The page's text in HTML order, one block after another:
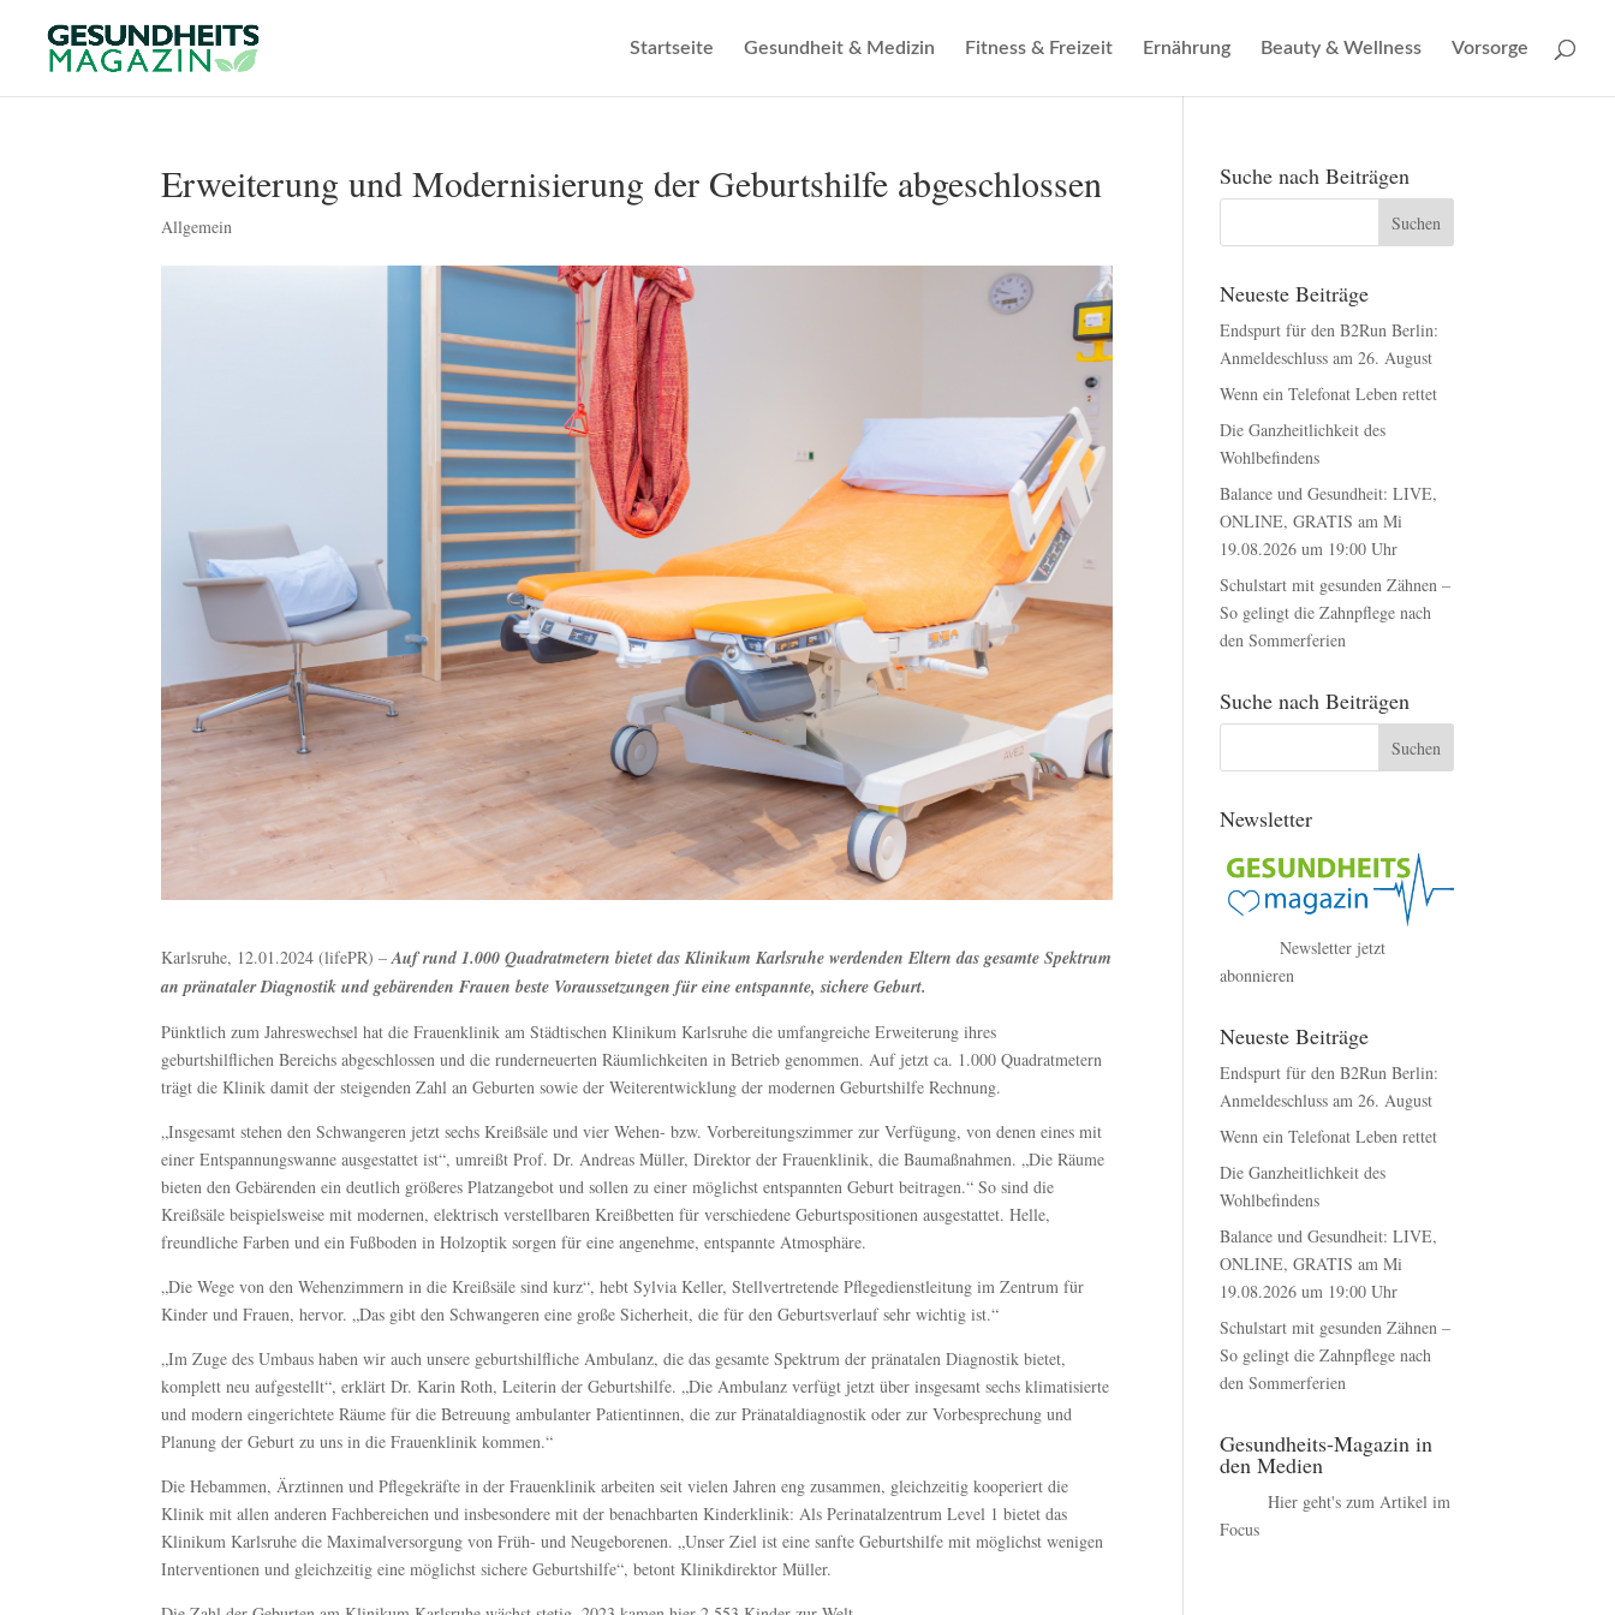
Startseite Gesundheit & Medizin Fitness & Freizeit Ernährung Beauty & Wellness Vorsorge
Erweiterung und Modernisierung der Geburtshilfe abgeschlossen
Allgemein
Karlsruhe, 12.01.2024 (lifePR) –Auf rund 1.000 Quadratmetern bietet das Klinikum Karlsruhe werdenden Eltern das gesamte Spektrum
an pränataler Diagnostik und gebärenden Frauen beste Voraussetzungen für eine entspannte, sichere Geburt.
Pünktlich zum Jahreswechsel hat die Frauenklinik am Städtischen Klinikum Karlsruhe die umfangreiche Erweiterung ihres
geburtshilflichen Bereichs abgeschlossen und die runderneuerten Räumlichkeiten in Betrieb genommen. Auf jetzt ca. 1.000 Quadratmetern
trägt die Klinik damit der steigenden Zahl an Geburten sowie der Weiterentwicklung der modernen Geburtshilfe Rechnung.
„Insgesamt stehen den Schwangeren jetzt sechs Kreißsäle und vier Wehen- bzw. Vorbereitungszimmer zur Verfügung, von denen eines mit
einer Entspannungswanne ausgestattet ist“, umreißt Prof. Dr. Andreas Müller, Direktor der Frauenklinik, die Baumaßnahmen. „Die Räume
bieten den Gebärenden ein deutlich größeres Platzangebot und sollen zu einer möglichst entspannten Geburt beitragen.“ So sind die
Kreißsäle beispielsweise mit modernen, elektrisch verstellbaren Kreißbetten für verschiedene Geburtspositionen ausgestattet. Helle,
freundliche Farben und ein Fußboden in Holzoptik sorgen für eine angenehme, entspannte Atmosphäre.
„Die Wege von den Wehenzimmern in die Kreißsäle sind kurz“, hebt Sylvia Keller, Stellvertretende Pflegedienstleitung im Zentrum für
Kinder und Frauen, hervor. „Das gibt den Schwangeren eine große Sicherheit, die für den Geburtsverlauf sehr wichtig ist.“
„Im Zuge des Umbaus haben wir auch unsere geburtshilfliche Ambulanz, die das gesamte Spektrum der pränatalen Diagnostik bietet,
komplett neu aufgestellt“, erklärt Dr. Karin Roth, Leiterin der Geburtshilfe. „Die Ambulanz verfügt jetzt über insgesamt sechs klimatisierte
und modern eingerichtete Räume für die Betreuung ambulanter Patientinnen, die zur Pränataldiagnostik oder zur Vorbesprechung und
Planung der Geburt zu uns in die Frauenklinik kommen.“
Die Hebammen, Ärztinnen und Pflegekräfte in der Frauenklinik arbeiten seit vielen Jahren eng zusammen, gleichzeitig kooperiert die
Klinik mit allen anderen Fachbereichen und insbesondere mit der benachbarten Kinderklinik: Als Perinatalzentrum Level 1 bietet das
Klinikum Karlsruhe die Maximalversorgung von Früh- und Neugeborenen. „Unser Ziel ist eine sanfte Geburtshilfe mit möglichst wenigen
Interventionen und gleichzeitig eine möglichst sichere Geburtshilfe“, betont Klinikdirektor Müller.
Suche nach Beiträgen
Neueste Beiträge
Endspurt für den B2Run Berlin:
Anmeldeschluss am 26. August
Wenn ein Telefonat Leben rettet
Die Ganzheitlichkeit des
Wohlbefindens
Balance und Gesundheit: LIVE,
ONLINE, GRATIS am Mi
19.08.2026 um 19:00 Uhr
Schulstart mit gesunden Zähnen –
So gelingt die Zahnpflege nach
den Sommerferien
Suche nach Beiträgen
Newsletter
Newsletter jetzt
abonnieren
Neueste Beiträge
Endspurt für den B2Run Berlin:
Anmeldeschluss am 26. August
Wenn ein Telefonat Leben rettet
Die Ganzheitlichkeit des
Wohlbefindens
Balance und Gesundheit: LIVE,
ONLINE, GRATIS am Mi
19.08.2026 um 19:00 Uhr
Schulstart mit gesunden Zähnen –
So gelingt die Zahnpflege nach
den Sommerferien
Gesundheits-Magazin in
den Medien
Hier geht's zum Artikel im
Focus